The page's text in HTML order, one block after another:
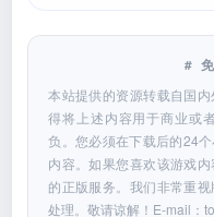
#
本站提供的资源转载自国
得将上述内容用于商业或
负。您必须在下载后的24
内容。如果您喜欢该游戏
的正版服务。我们非常重
处理。敬请谅解！E-mail：